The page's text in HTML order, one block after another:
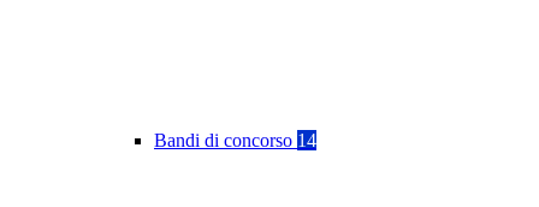
Bandi di concorso 14